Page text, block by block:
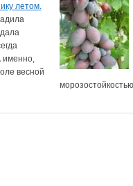
летом.
именно,
весной